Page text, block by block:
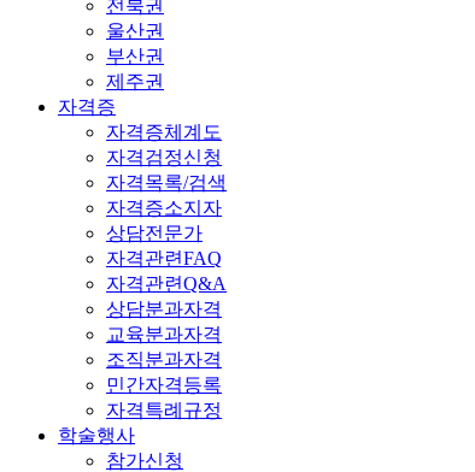
전북권
울산권
부산권
제주권
자격증
자격증체계도
자격검정신청
자격목록/검색
자격증소지자
상담전문가
자격관련FAQ
자격관련Q&A
상담분과자격
교육분과자격
조직분과자격
민간자격등록
자격특례규정
학술행사
참가신청